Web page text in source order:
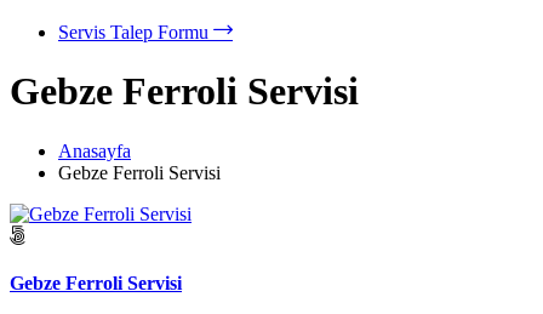
Servis Talep Formu
Gebze Ferroli Servisi
Anasayfa
Gebze Ferroli Servisi
Gebze Ferroli Servisi